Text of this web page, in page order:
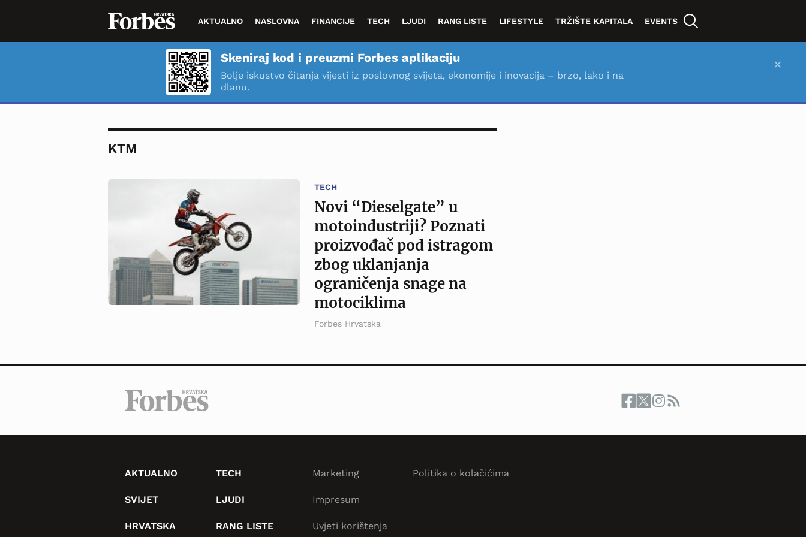
AKTUALNO NASLOVNA FINANCIJE TECH LJUDI RANG LISTE LIFESTYLE TRŽIŠTE KAPITALA EVENTS
Skeniraj kod i preuzmi Forbes aplikaciju
Bolje iskustvo čitanja vijesti iz poslovnog svijeta, ekonomije i inovacija – brzo, lako i na
dlanu.
×
KTM
TECH
Novi “Dieselgate” u
motoindustriji? Poznati
proizvođač pod istragom
zbog uklanjanja
ograničenja snage na
motociklima
Forbes Hrvatska
AKTUALNO
SVIJET
HRVATSKA
TECH
LJUDI
RANG LISTE
Marketing
Impresum
Uvjeti korištenja
Politika o kolačićima